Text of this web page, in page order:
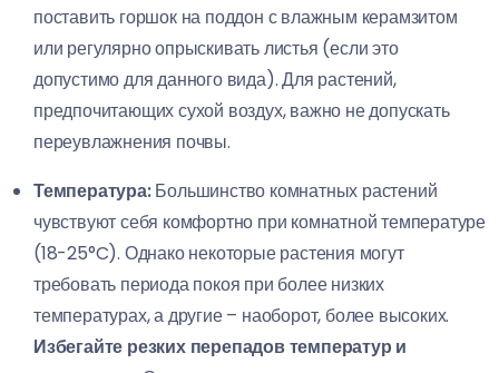
поставить горшок на поддон с влажным керамзитом
или регулярно опрыскивать листья (если это
допустимо для данного вида). Для растений,
предпочитающих сухой воздух, важно не допускать
переувлажнения почвы.
Температура:Большинство комнатных растений
чувствуют себя комфортно при комнатной температуре
(18-25°C). Однако некоторые растения могут
требовать периода покоя при более низких
температурах, а другие – наоборот, более высоких.
Избегайте резких перепадов температур и